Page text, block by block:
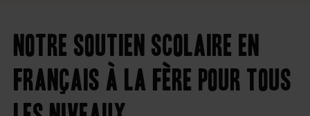
Notre soutien scolaire en
français à La Fère pour tous